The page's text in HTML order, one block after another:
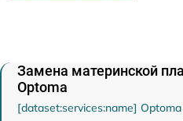
Замена материнской
Optoma
[dataset:services:name]